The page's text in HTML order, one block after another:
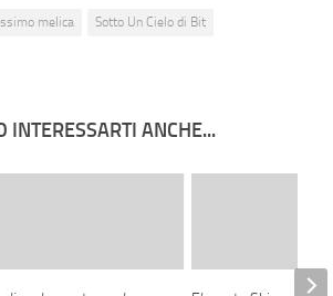
melica
Sotto Un Cielo di Bit
INTERESSARTI ANCHE...